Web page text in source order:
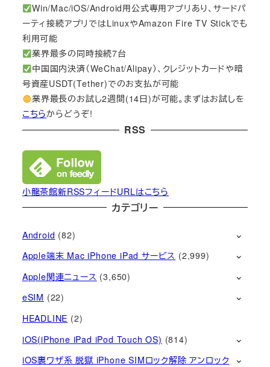
Win/Mac/iOS/Android用公式専用アプリあり、サードパ
ーティ接続アプリではLinuxやAmazon Fire TV Stickでも
利用可能
業界最多の同時接続7台
中国国内決済（WeChat/Alipay）、クレジットカードや暗
号資産USDT(Tether)でのお支払が可能
業界最長のお試し2週間(14日)が可能。まずはお試しを
こちらからどうぞ!
RSS
小龍茶館新RSSフィードURLはこちら
カテゴリー
Android (82)
Apple端末 Mac iPhone iPad サービス (2,999)
Apple関連ニュース (3,650)
eSIM (22)
HEADLINE (2)
iOS(iPhone iPad iPod Touch OS) (814)
iOS裏ワザ系 脱獄 iPhone SIMロック解除 アンロック